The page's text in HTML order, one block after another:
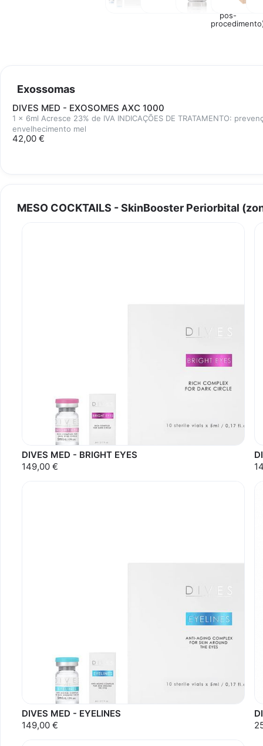
(cremes
pós-
Exossomas
DIVES MED - EXOSOMES AXC 1000
1 x 6ml Acresce 23% de IVA INDICAÇÕES DE TRATAMENTO:
envelhecimento mel
42,00 €
MESO COCKTAILS - SkinBooster Periorbital
DIVES MED - BRIGHT EYES
149,00 €
DIVES MED - EYELINES
149,00 €